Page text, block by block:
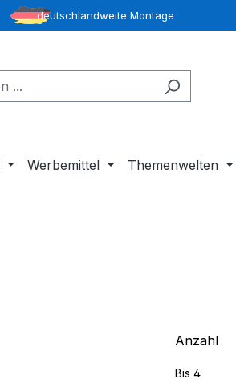
deutschlandweite Montage
Werbemittel Themenwelten
Anzahl
Bis 4